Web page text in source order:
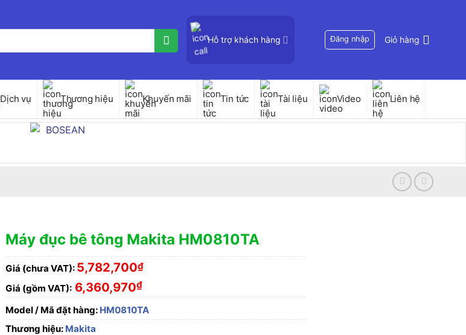
Hỗ trợ khách hàng Đăng nhập Giỏ hàng
Dịch vụ Thương hiệu Khuyến mãi Tin tức Tài liệu Video Liên hệ
Máy đục bê tông Makita HM0810TA
Giá (chưa VAT): 5,782,700₫
Giá (gồm VAT): 6,360,970₫
Model / Mã đặt hàng: HM0810TA
Thương hiệu: Makita